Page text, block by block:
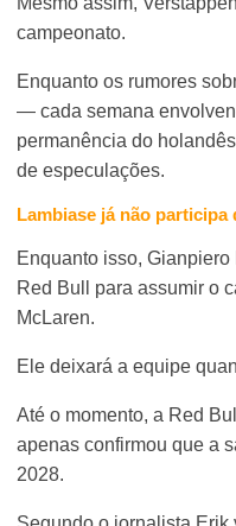
campeonato.
Enquanto os rumores
— cada semana
permanência do
de especulações.
Lambiase já não
Enquanto isso,
Red Bull para assumir o
McLaren.
Ele deixará a equipe
Até o momento, a Red
apenas confirmou que a
2028.